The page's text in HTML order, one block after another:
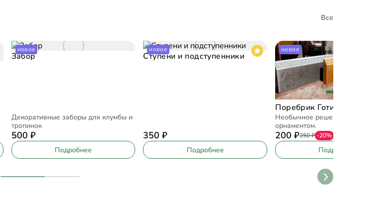
Все
новое
Забор
Декоративные заборы для клумбы и
тропинок
500 ₽
Подробнее
новое
Ступени и подступенники
350₽
Подробнее
новое
Поребрик Готика
Необычное решение с
орнаментом.
200₽250₽ -20%
Подробнее